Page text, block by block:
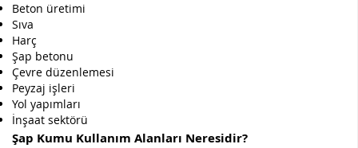
Beton üretimi
Sıva
Harç
Şap betonu
Çevre düzenlemesi
Peyzaj işleri
Yol yapımları
İnşaat sektörü
Şap Kumu Kullanım Alanları Neresidir?